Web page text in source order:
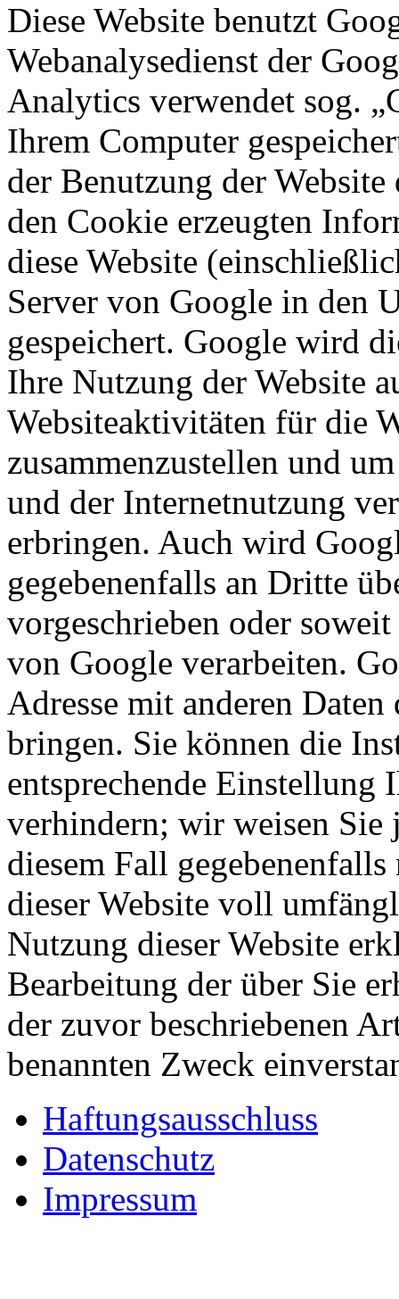
Diese Website benutzt
Webanalysedienst der
Analytics verwendet sog.
Ihrem Computer
der Benutzung der
den Cookie erzeugten
diese Website
Server von Google in den
gespeichert. Google wird
Ihre Nutzung der Website
Websiteaktivitäten für die
zusammenzustellen und
und der Internetnutzung
erbringen. Auch wird
gegebenenfalls an Dritte
vorgeschrieben oder
von Google verarbeiten.
Adresse mit anderen
bringen. Sie können die
entsprechende Einstellung
verhindern; wir weisen Sie
diesem Fall
dieser Website voll
Nutzung dieser Website
Bearbeitung der über Sie
der zuvor beschriebenen
benannten Zweck
Haftungsausschluss
Datenschutz
Impressum